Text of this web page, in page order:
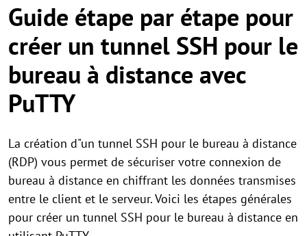
Guide étape par étape pour
créer un tunnel SSH pour le
bureau à distance avec
PuTTY
La création d"un tunnel SSH pour le bureau à distance
(RDP) vous permet de sécuriser votre connexion de
bureau à distance en chiffrant les données transmises
entre le client et le serveur. Voici les étapes générales
pour créer un tunnel SSH pour le bureau à distance en